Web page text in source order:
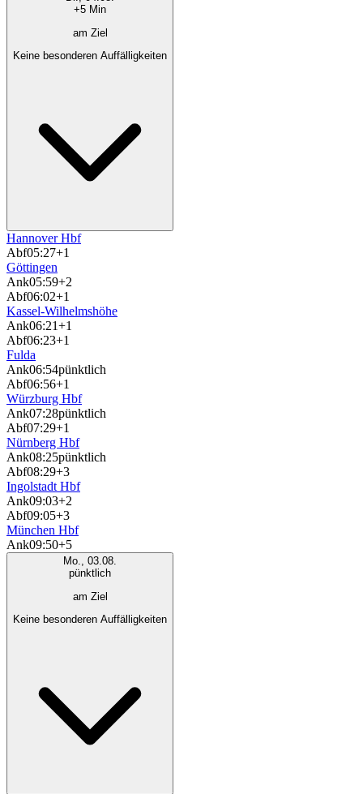
+5 Min
am Ziel
Keine besonderen Auffälligkeiten
Hannover Hbf
Abf05:27+1
Göttingen
Ank05:59+2
Abf06:02+1
Kassel-Wilhelmshöhe
Ank06:21+1
Abf06:23+1
Fulda
Ank06:54pünktlich
Abf06:56+1
Würzburg Hbf
Ank07:28pünktlich
Abf07:29+1
Nürnberg Hbf
Ank08:25pünktlich
Abf08:29+3
Ingolstadt Hbf
Ank09:03+2
Abf09:05+3
München Hbf
Ank09:50+5
Mo., 03.08.
pünktlich
am Ziel
Keine besonderen Auffälligkeiten